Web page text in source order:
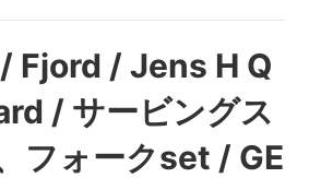
Fjord / Jens H Q
/ サービングス
フォークset / GE